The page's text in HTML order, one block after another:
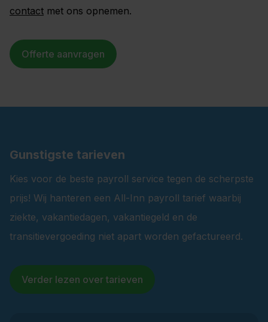
contact met ons opnemen.
Offerte aanvragen
Gunstigste tarieven
Kies voor de beste payroll service tegen de scherpste
prijs! Wij hanteren een All-Inn payroll tarief waarbij
ziekte, vakantiedagen, vakantiegeld en de
transitievergoeding niet apart worden gefactureerd.
Verder lezen over tarieven